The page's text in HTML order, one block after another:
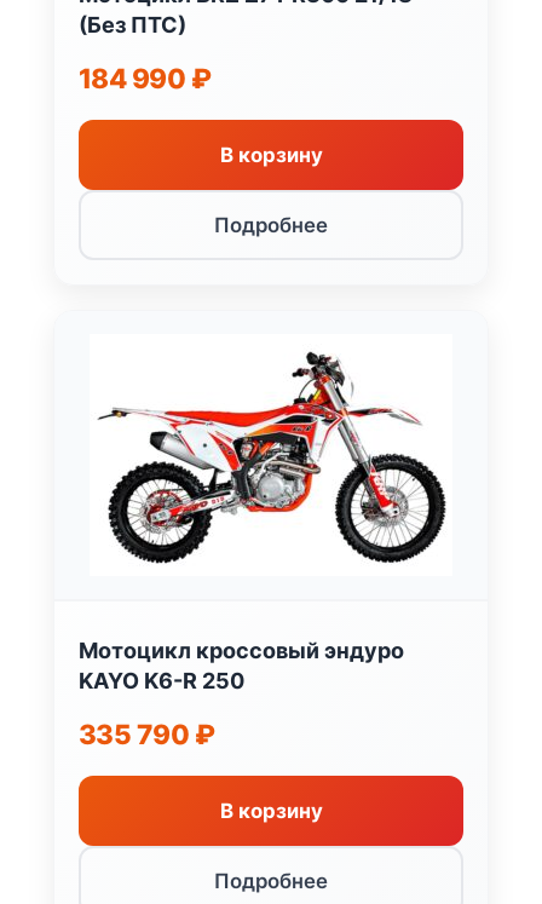
(Без ПТС)
184 990 ₽
В корзину
Подробнее
Мотоцикл кроссовый эндуро
KAYO K6-R 250
335 790 ₽
В корзину
Подробнее